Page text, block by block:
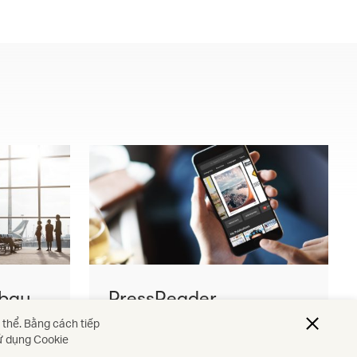
PressReader
Bằng cách tiếp
dụng Cookie